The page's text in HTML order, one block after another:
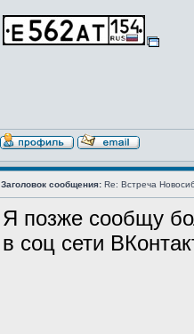
Заголовок сообщения: Re: Встреча
Я позже сообщу
в соц сети